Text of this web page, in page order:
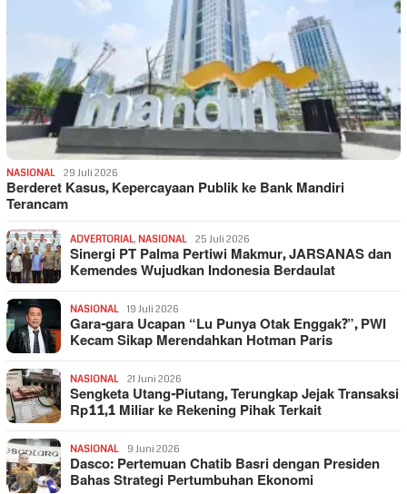
NASIONAL 29 Juli 2026
Berderet Kasus, Kepercayaan Publik ke Bank Mandiri
Terancam
ADVERTORIAL, NASIONAL 25 Juli 2026
Sinergi PT Palma Pertiwi Makmur, JARSANAS dan
Kemendes Wujudkan Indonesia Berdaulat
NASIONAL 19 Juli 2026
Gara-gara Ucapan “Lu Punya Otak Enggak?”, PWI
Kecam Sikap Merendahkan Hotman Paris
NASIONAL 21 Juni 2026
Sengketa Utang-Piutang, Terungkap Jejak Transaksi
Rp11,1 Miliar ke Rekening Pihak Terkait
NASIONAL 9 Juni 2026
Dasco: Pertemuan Chatib Basri dengan Presiden
Bahas Strategi Pertumbuhan Ekonomi